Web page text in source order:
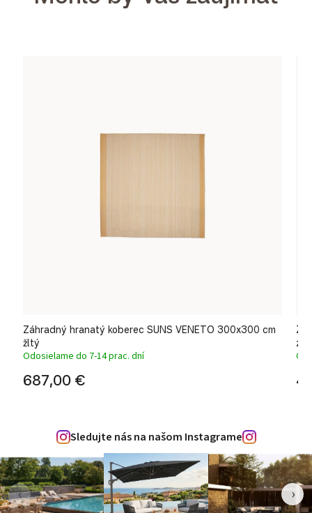
Záhradný hranatý koberec SUNS VENETO 300x300 cm
žltý
Odosielame do 7-14 prac. dní
687,00 €
Sledujte nás na našom Instagrame
‹ ›